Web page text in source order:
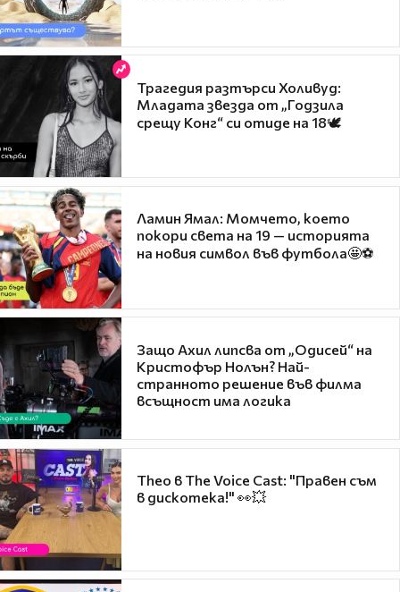
Трагедия разтърси Холивуд:
Младата звезда от „Годзила
срещу Конг“ си отиде на 18🕊️
Ламин Ямал: Момчето, което
покори света на 19 — историята
на новия символ във футбола🤩⚽
Защо Ахил липсва от „Одисей“ на
Кристофър Нолън? Най-
странното решение във филма
всъщност има логика
Theo в The Voice Cast: "Правен съм
в дискотека!" 👀💥